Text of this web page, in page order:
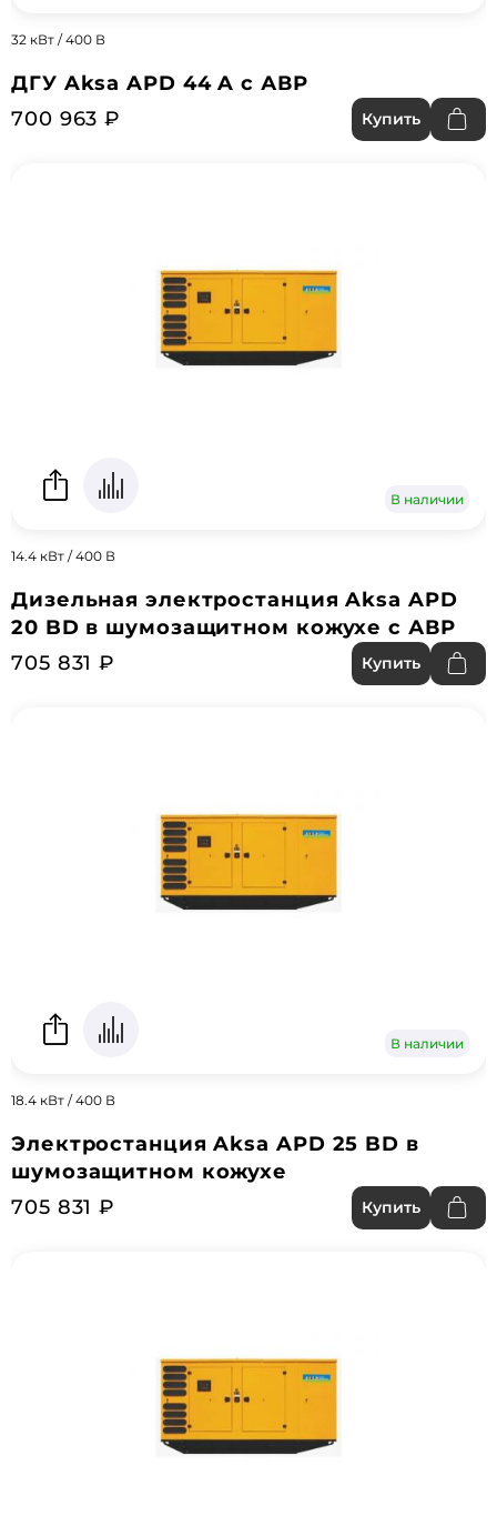
32 кВт / 400 В
ДГУ Aksa APD 44 A с АВР
700 963 ₽
Купить
В наличии
14.4 кВт / 400 В
Дизельная электростанция Aksa APD
20 BD в шумозащитном кожухе с АВР
705 831 ₽
Купить
В наличии
18.4 кВт / 400 В
Электростанция Aksa APD 25 BD в
шумозащитном кожухе
705 831 ₽
Купить